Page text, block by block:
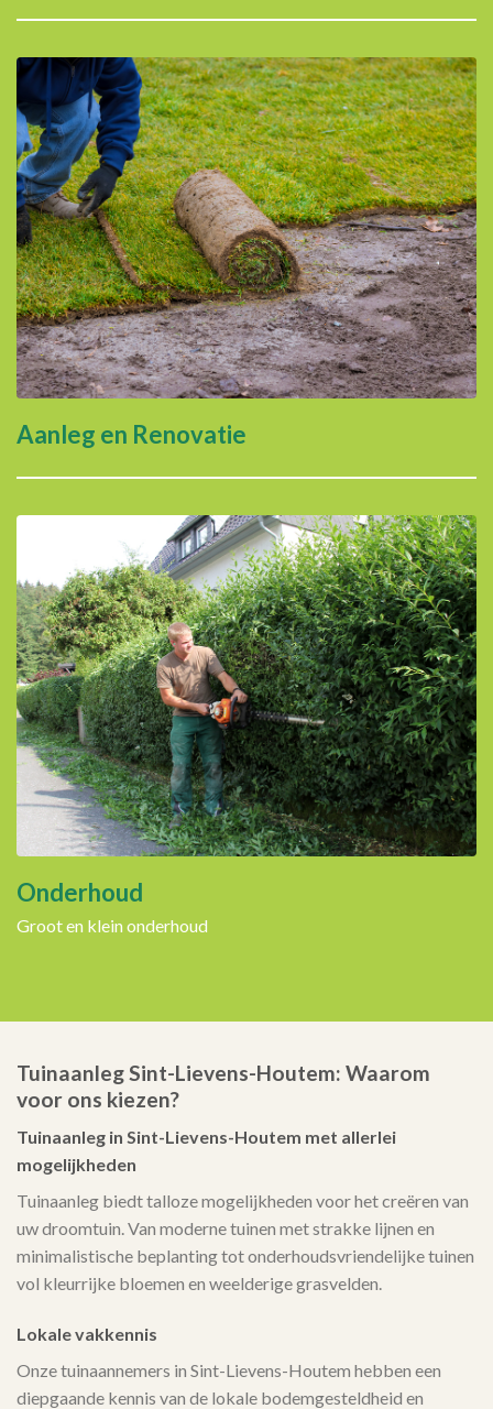
Aanleg en Renovatie
Onderhoud
Groot en klein onderhoud
Tuinaanleg Sint-Lievens-Houtem: Waarom
voor ons kiezen?
Tuinaanleg in Sint-Lievens-Houtem met allerlei
mogelijkheden
Tuinaanleg biedt talloze mogelijkheden voor het creëren van
uw droomtuin. Van moderne tuinen met strakke lijnen en
minimalistische beplanting tot onderhoudsvriendelijke tuinen
vol kleurrijke bloemen en weelderige grasvelden.
Lokale vakkennis
Onze tuinaannemers in Sint-Lievens-Houtem hebben een
diepgaande kennis van de lokale bodemgesteldheid en